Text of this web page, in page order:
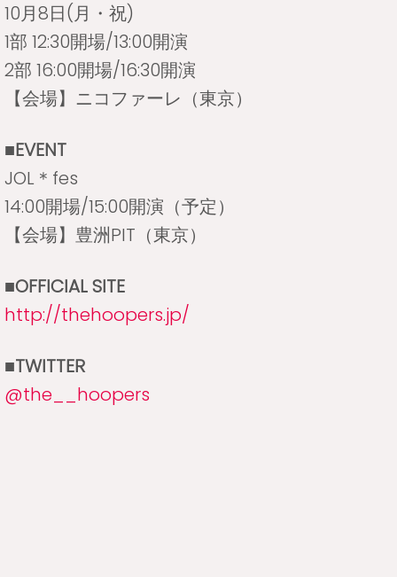
10月8日(月・祝)
1部 12:30開場/13:00開演
2部 16:00開場/16:30開演
【会場】ニコファーレ（東京）
■EVENT
JOL＊fes
14:00開場/15:00開演（予定）
【会場】豊洲PIT（東京）
■OFFICIAL SITE
http://thehoopers.jp/
■TWITTER
‎@the__hoopers